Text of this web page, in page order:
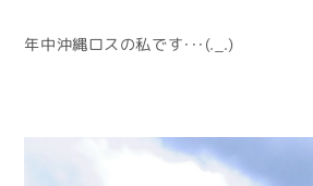
年中沖縄ロスの私です・・・(._.)